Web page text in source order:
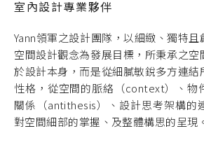
室內設計專業夥伴
Yann領軍之設計團隊，以細緻、獨特且
空間設計觀念為發展目標，所秉承之空
於設計本身，而是從細膩敏銳多方連結
性格，從空間的脈絡（context）、物
關係（antithesis）、設計思考架構的
對空間細部的掌握、及整體構思的呈現